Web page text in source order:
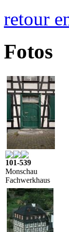
retour
Fotos
101-539
Monschau
Fachwerkhaus